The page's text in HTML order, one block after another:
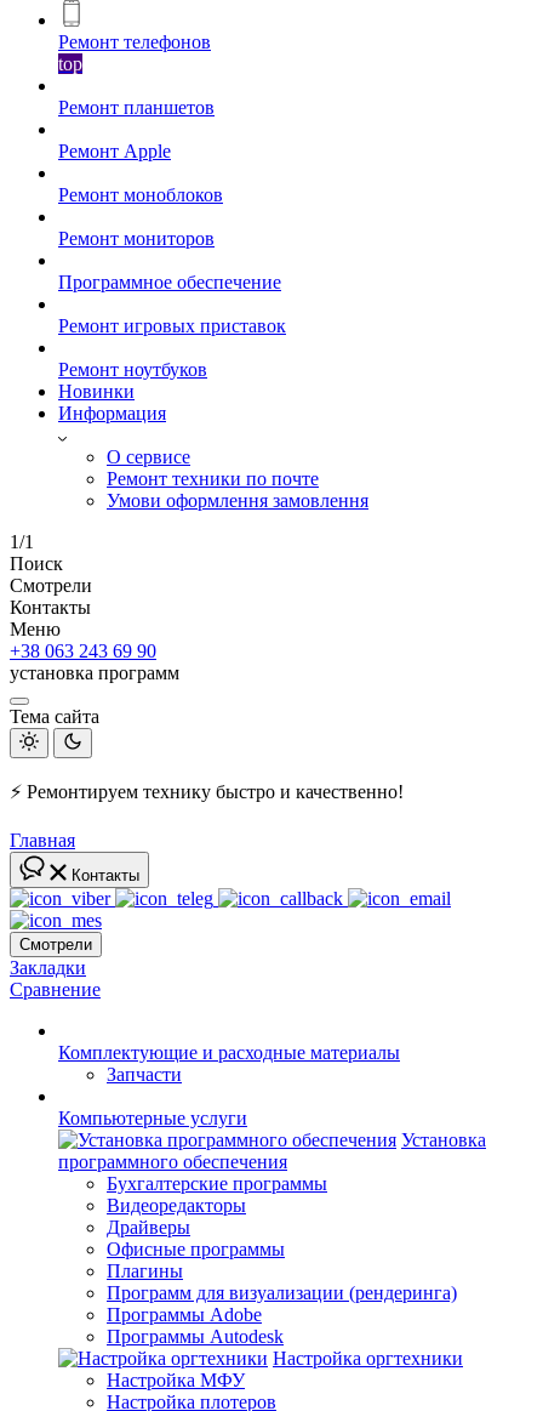
Ремонт телефонов
top
Ремонт планшетов
Ремонт Apple
Ремонт моноблоков
Ремонт мониторов
Программное обеспечение
Ремонт игровых приставок
Ремонт ноутбуков
Новинки
Информация
О сервисе
Ремонт техники по почте
Умови оформлення замовлення
1/1
Поиск
Смотрели
Контакты
Меню
+38 063 243 69 90
установка программ
Тема сайта
⚡ Ремонтируем технику быстро и качественно!
Главная
Контакты
Смотрели
Закладки
Сравнение
Комплектующие и расходные материалы
Запчасти
Компьютерные услуги
Установка
программного обеспечения
Бухгалтерские программы
Видеоредакторы
Драйверы
Офисные программы
Плагины
Программ для визуализации (рендеринга)
Программы Adobe
Программы Autodesk
Настройка оргтехники
Настройка МФУ
Настройка плотеров